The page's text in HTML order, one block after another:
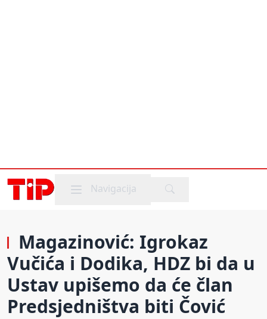
Mobile menu
Navigacija
Magazinović: Igrokaz
Vučića i Dodika, HDZ bi da u
Ustav upišemo da će član
Predsjedništva biti Čović